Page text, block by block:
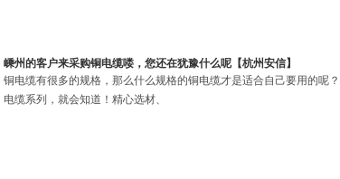
嵊州的客户来采购铜电缆喽，您还在犹豫什么呢【杭州安信】
铜电缆有很多的规格，那么什么规格的铜电缆才是适合自己要用的呢
电缆系列，就会知道！精心选材、